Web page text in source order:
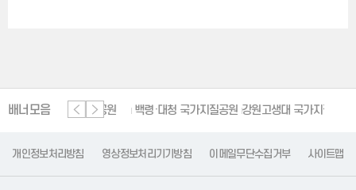
배너모음
단양 세계지질공원 백령·대청 국가지질공원 강원고생대 국가지질공원
개인정보처리방침 영상정보처리기기방침 이메일무단수집거부 사이트맵